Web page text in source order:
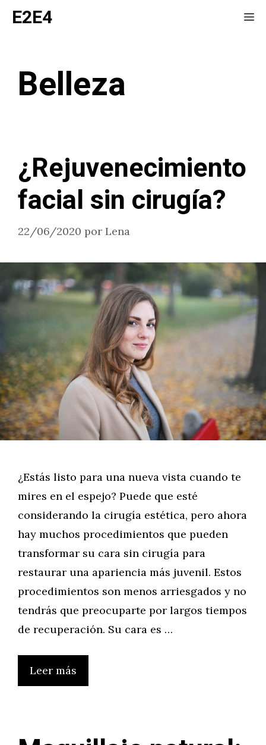
Saltar
E2E4
Belleza
¿Rejuvenecimiento
facial sin cirugía?
22/06/2020 por Lena
¿Estás listo para una nueva vista cuando te
mires en el espejo? Puede que esté
considerando la cirugía estética, pero ahora
hay muchos procedimientos que pueden
transformar su cara sin cirugía para
restaurar una apariencia más juvenil. Estos
procedimientos son menos arriesgados y no
tendrás que preocuparte por largos tiempos
de recuperación. Su cara es …
Leer más